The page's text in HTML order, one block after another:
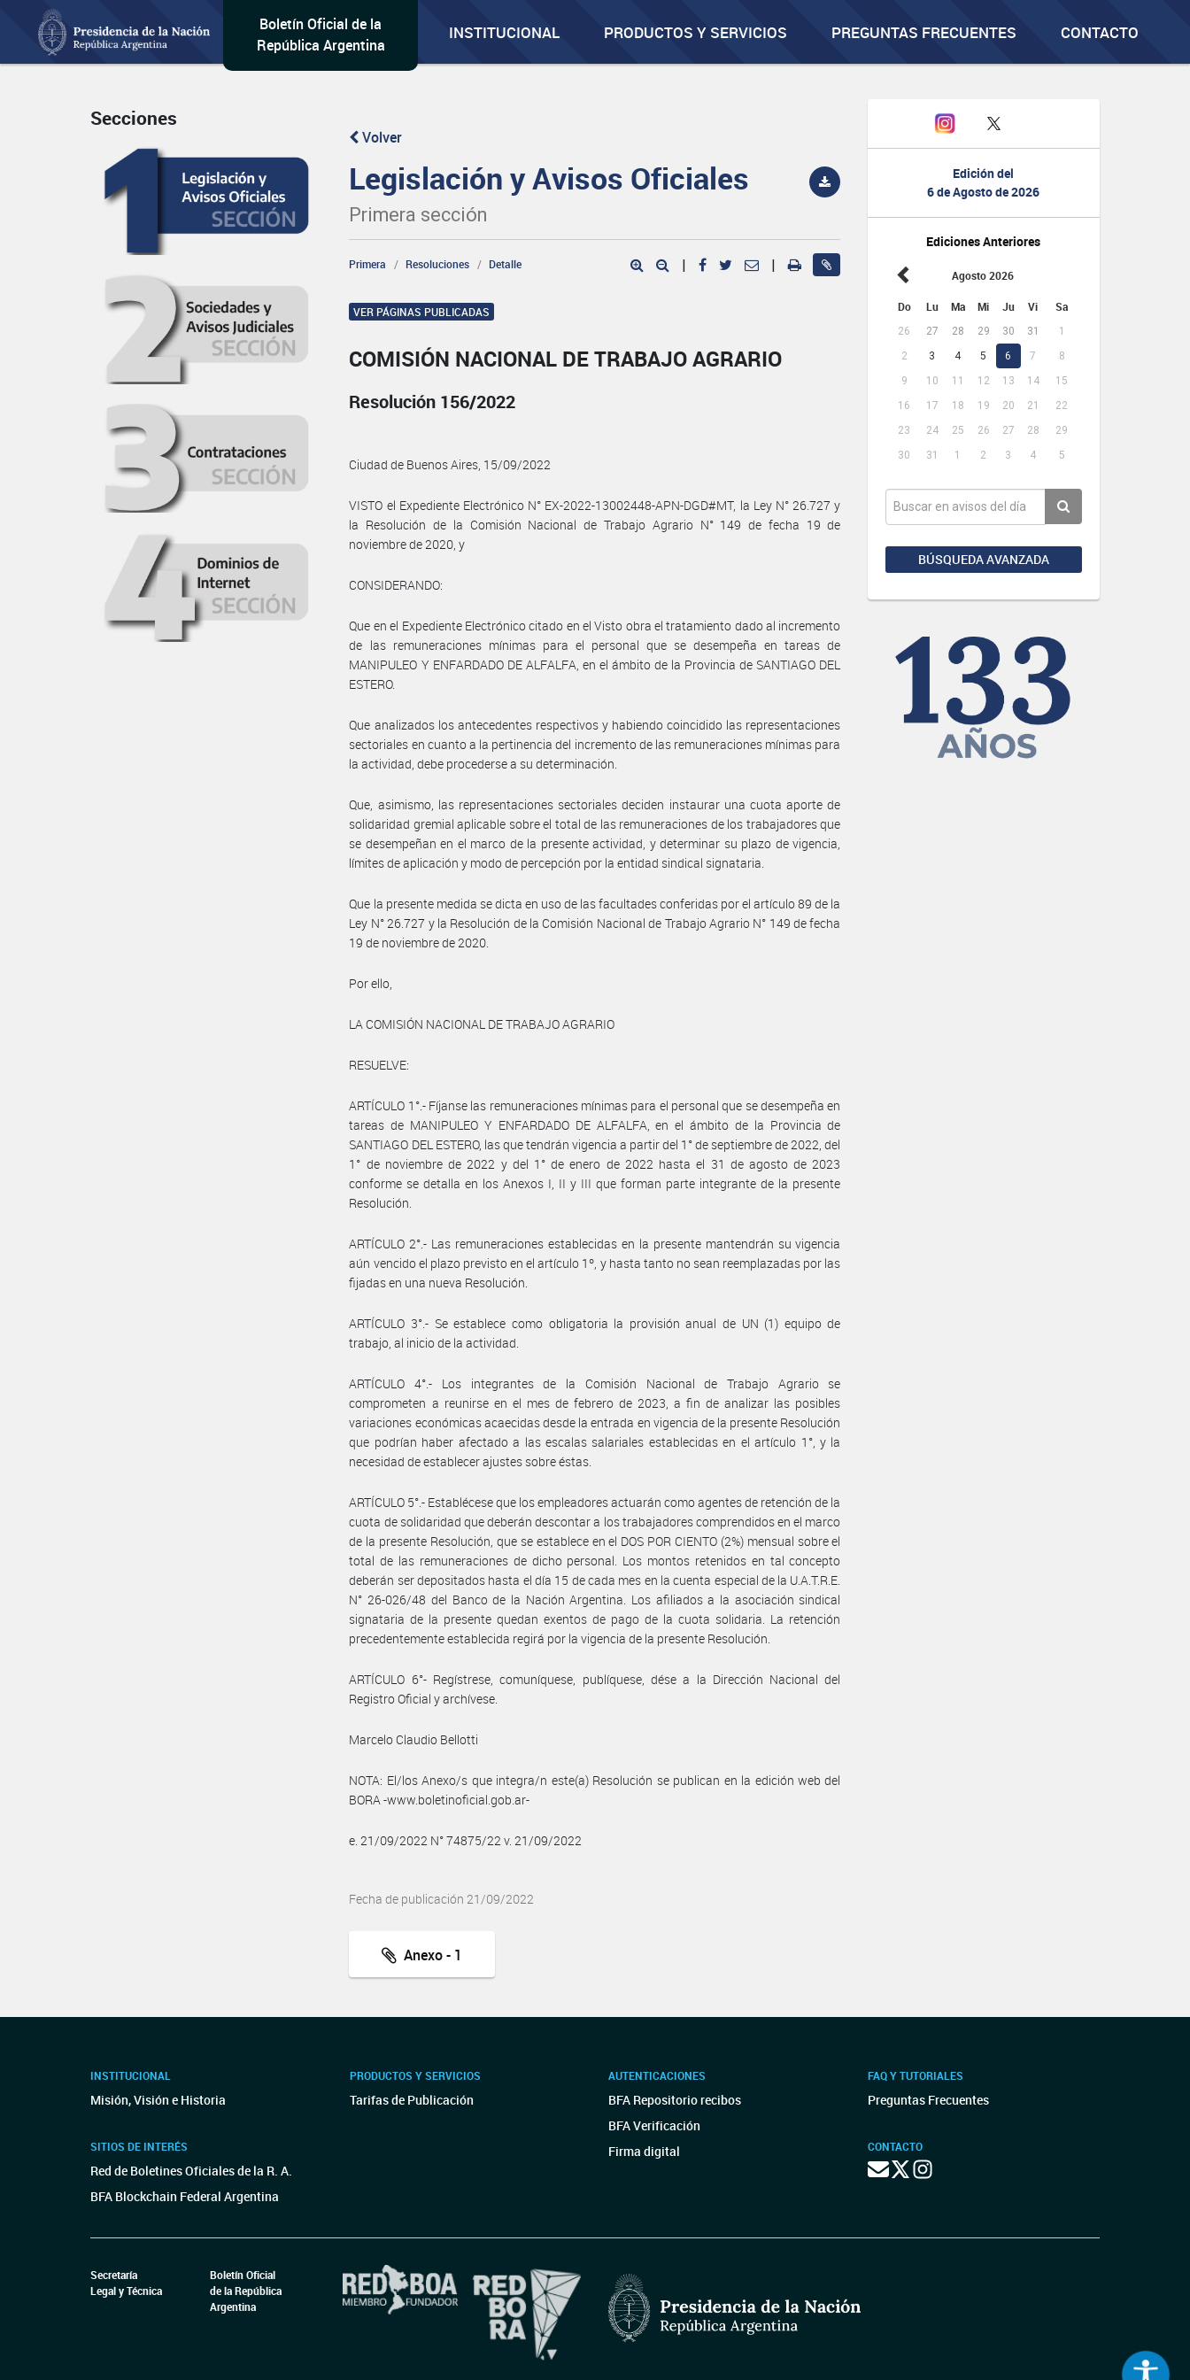
Boletín Oficial de la
República Argentina
INSTITUCIONAL PRODUCTOS Y SERVICIOS PREGUNTAS FRECUENTES CONTACTO
Edición del
6 de Agosto de 2026
Ediciones Anteriores
Agosto 2026
Do Lu Ma Mi Ju Vi Sa
26 27 28 29 30 31
1
2
3 4 5 6 7
8
9
10 11 12 13 14
15
16
17 18 19 20 21
22
23
24 25 26 27 28
29
30
31 1 2 3 4 5
BÚSQUEDA AVANZADA
Secciones
Volver
Legislación y Avisos Oficiales
Primera sección
Primera Resoluciones Detalle | |
VER PÁGINAS PUBLICADAS
COMISIÓN NACIONAL DE TRABAJO AGRARIO
Resolución 156/2022
Ciudad de Buenos Aires, 15/09/2022
VISTO el Expediente Electrónico N° EX-2022-13002448-APN-DGD#MT, la Ley N° 26.727 y
la Resolución de la Comisión Nacional de Trabajo Agrario N° 149 de fecha 19 de
noviembre de 2020, y
CONSIDERANDO:
Que en el Expediente Electrónico citado en el Visto obra el tratamiento dado al incremento
de las remuneraciones mínimas para el personal que se desempeña en tareas de
MANIPULEO Y ENFARDADO DE ALFALFA, en el ámbito de la Provincia de SANTIAGO DEL
ESTERO.
Que analizados los antecedentes respectivos y habiendo coincidido las representaciones
sectoriales en cuanto a la pertinencia del incremento de las remuneraciones mínimas para
la actividad, debe procederse a su determinación.
Que, asimismo, las representaciones sectoriales deciden instaurar una cuota aporte de
solidaridad gremial aplicable sobre el total de las remuneraciones de los trabajadores que
se desempeñan en el marco de la presente actividad, y determinar su plazo de vigencia,
límites de aplicación y modo de percepción por la entidad sindical signataria.
Que la presente medida se dicta en uso de las facultades conferidas por el artículo 89 de la
Ley N° 26.727 y la Resolución de la Comisión Nacional de Trabajo Agrario N° 149 de fecha
19 de noviembre de 2020.
Por ello,
LA COMISIÓN NACIONAL DE TRABAJO AGRARIO
RESUELVE:
ARTÍCULO 1°.- Fíjanse las remuneraciones mínimas para el personal que se desempeña en
tareas de MANIPULEO Y ENFARDADO DE ALFALFA, en el ámbito de la Provincia de
SANTIAGO DEL ESTERO, las que tendrán vigencia a partir del 1° de septiembre de 2022, del
1° de noviembre de 2022 y del 1° de enero de 2022 hasta el 31 de agosto de 2023
conforme se detalla en los Anexos I, II y III que forman parte integrante de la presente
Resolución.
ARTÍCULO 2°.- Las remuneraciones establecidas en la presente mantendrán su vigencia
aún vencido el plazo previsto en el artículo 1º, y hasta tanto no sean reemplazadas por las
fijadas en una nueva Resolución.
ARTÍCULO 3°.- Se establece como obligatoria la provisión anual de UN (1) equipo de
trabajo, al inicio de la actividad.
ARTÍCULO 4°.- Los integrantes de la Comisión Nacional de Trabajo Agrario se
comprometen a reunirse en el mes de febrero de 2023, a fin de analizar las posibles
variaciones económicas acaecidas desde la entrada en vigencia de la presente Resolución
que podrían haber afectado a las escalas salariales establecidas en el artículo 1°, y la
necesidad de establecer ajustes sobre éstas.
ARTÍCULO 5°.- Establécese que los empleadores actuarán como agentes de retención de la
cuota de solidaridad que deberán descontar a los trabajadores comprendidos en el marco
de la presente Resolución, que se establece en el DOS POR CIENTO (2%) mensual sobre el
total de las remuneraciones de dicho personal. Los montos retenidos en tal concepto
deberán ser depositados hasta el día 15 de cada mes en la cuenta especial de la U.A.T.R.E.
N° 26-026/48 del Banco de la Nación Argentina. Los afiliados a la asociación sindical
signataria de la presente quedan exentos de pago de la cuota solidaria. La retención
precedentemente establecida regirá por la vigencia de la presente Resolución.
ARTÍCULO 6°- Regístrese, comuníquese, publíquese, dése a la Dirección Nacional del
Registro Oficial y archívese.
Marcelo Claudio Bellotti
NOTA: El/los Anexo/s que integra/n este(a) Resolución se publican en la edición web del
BORA -www.boletinoficial.gob.ar-
e. 21/09/2022 N° 74875/22 v. 21/09/2022
Fecha de publicación 21/09/2022
Anexo - 1
INSTITUCIONAL
Misión, Visión e Historia
SITIOS DE INTERÉS
Red de Boletines Oficiales de la R. A.
BFA Blockchain Federal Argentina
PRODUCTOS Y SERVICIOS
Tarifas de Publicación
AUTENTICACIONES
BFA Repositorio recibos
BFA Verificación
Firma digital
FAQ Y TUTORIALES
Preguntas Frecuentes
CONTACTO
Secretaría
Legal y Técnica
Boletín Oficial
de la República
Argentina